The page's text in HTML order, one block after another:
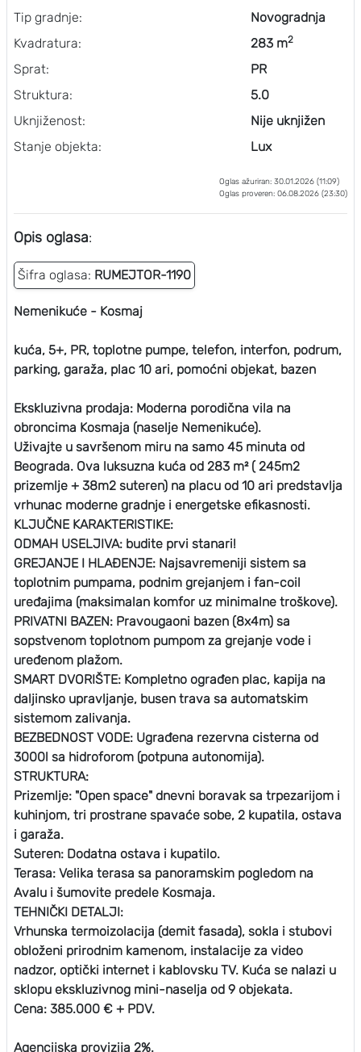
Tip gradnje:
Kvadratura:
Sprat:
Struktura:
Uknjiženost:
Stanje objekta:
Novogradnja
283 m2
PR
5.0
Nije uknjižen
Lux
Oglas ažuriran: 30.01.2026 (11:09)
Oglas proveren: 06.08.2026 (23:30)
Opis oglasa:
Šifra oglasa: RUMEJTOR-1190
Nemenikuće - Kosmaj
kuća, 5+, PR, toplotne pumpe, telefon, interfon, podrum,
parking, garaža, plac 10 ari, pomoćni objekat, bazen
Ekskluzivna prodaja: Moderna porodična vila na
obroncima Kosmaja (naselje Nemenikuće).
Uživajte u savršenom miru na samo 45 minuta od
Beograda. Ova luksuzna kuća od 283 m² ( 245m2
prizemlje + 38m2 suteren) na placu od 10 ari predstavlja
vrhunac moderne gradnje i energetske efikasnosti.
KLJUČNE KARAKTERISTIKE:
ODMAH USELJIVA: budite prvi stanari!
GREJANJE I HLAĐENJE: Najsavremeniji sistem sa
toplotnim pumpama, podnim grejanjem i fan-coil
uređajima (maksimalan komfor uz minimalne troškove).
PRIVATNI BAZEN: Pravougaoni bazen (8x4m) sa
sopstvenom toplotnom pumpom za grejanje vode i
uređenom plažom.
SMART DVORIŠTE: Kompletno ograđen plac, kapija na
daljinsko upravljanje, busen trava sa automatskim
sistemom zalivanja.
BEZBEDNOST VODE: Ugrađena rezervna cisterna od
3000l sa hidroforom (potpuna autonomija).
STRUKTURA:
Prizemlje: "Open space" dnevni boravak sa trpezarijom i
kuhinjom, tri prostrane spavaće sobe, 2 kupatila, ostava
i garaža.
Suteren: Dodatna ostava i kupatilo.
Terasa: Velika terasa sa panoramskim pogledom na
Avalu i šumovite predele Kosmaja.
TEHNIČKI DETALJI:
Vrhunska termoizolacija (demit fasada), sokla i stubovi
obloženi prirodnim kamenom, instalacije za video
nadzor, optički internet i kablovsku TV. Kuća se nalazi u
sklopu ekskluzivnog mini-naselja od 9 objekata.
Cena: 385.000 € + PDV.
Agencijska provizija 2%.